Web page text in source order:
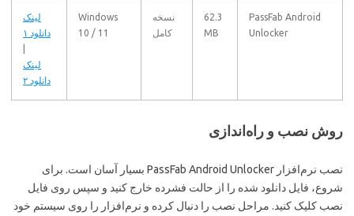
PassFab Android
Unlocker
62.3
MB
نسخه
کامل
Windows
10 / 11
لینک
دانلود ۱
لینک
دانلود ۲
روش نصب و راه‌اندازی
نصب نرم‌افزار PassFab Android Unlocker بسیار آسان است. برای
شروع، فایل دانلود شده را از حالت فشرده خارج کنید و سپس روی فایل
نصب کلیک کنید. مراحل نصب را دنبال کرده و نرم‌افزار را روی سیستم خود